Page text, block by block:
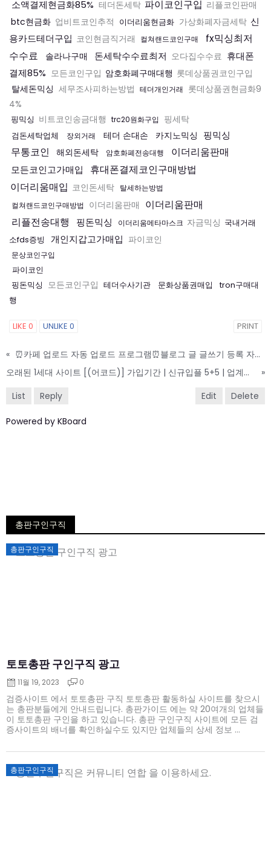
소액결제현금화85% 테더돈세탁 파이코인구입 리플코인판매
btc현금화 업비트코인추적 이더리움현금화 가상화폐자금세탁 신
용카드테더구입 코인현금직거래 컬쳐랜드코인구매
fx믹싱최저
수수료
솔라나구매 돈세탁수수료최저 오다집수수료 휴대폰
결제85% 모든코인구입 암호화폐구매대행 롯데상품권코인구입
탈세돈믹싱 세무조사피하는방법 테더개인거래 롯데상품권현금화9
4%
핑믹싱 비트코인송금대행 trc20원화구입 핑세탁
검돈세탁업체
장외거래 테더 손대손 카지노믹싱 핑믹싱
무통코인 해외돈세탁 암호화폐전송대행 이더리움판매
모든코인고가매입
휴대폰결제코인구매방법
이더리움매입 코인돈세탁 탈세하는방법
컬쳐랜드코인구매방법 이더리움판매
이더리움판매
리플전송대행
핑돈믹싱 이더리움메타마스크 자금믹싱 국내거래
소fds증빙
개인지갑고가매입 파이코인
문상코인구입
파이코인
핑돈믹싱 모든코인구입 테더수사기관 문화상품권매입
tron구매대
행
LIKE 0 UNLIKE 0 PRINT
«
⏰카페 업로드 자동 업로드 프로그램⏰블로그 글 글쓰기 등록 자동화 프로그램⏰업데이트 무료 제공
오래된 1세대 사이트 [(어코드)] 가입기간 | 신규입플 5+5 | 업계최고배당
»
List
Reply Edit Delete
Powered by KBoard
총판구인구직
총판구인구직
토토총판 구인구직 광고
Posted
on
11월 19, 2023 0
검증사이트 에서 토토총판 구직 토토총판 활동하실 사이트를 찾으시
는 총판분들에게 안내드립니다. 총판가이드 에는 약 20여개의 업체들
이 토토총판 구인을 하고 있습니다. 총판 구인구직 사이트에 모든 검
증사이트의 배너를 확인하실수도 있지만 업체들의 상세 정보 ...
총판구인구직
Posted
on